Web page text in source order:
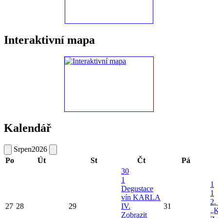
Interaktivní mapa
Kalendář
Srpen2026
Po
Út St Čt Pá
27 28 29
30
1
Degustace
vín KARLA
IV.
Zobrazit
31
1
1
2.